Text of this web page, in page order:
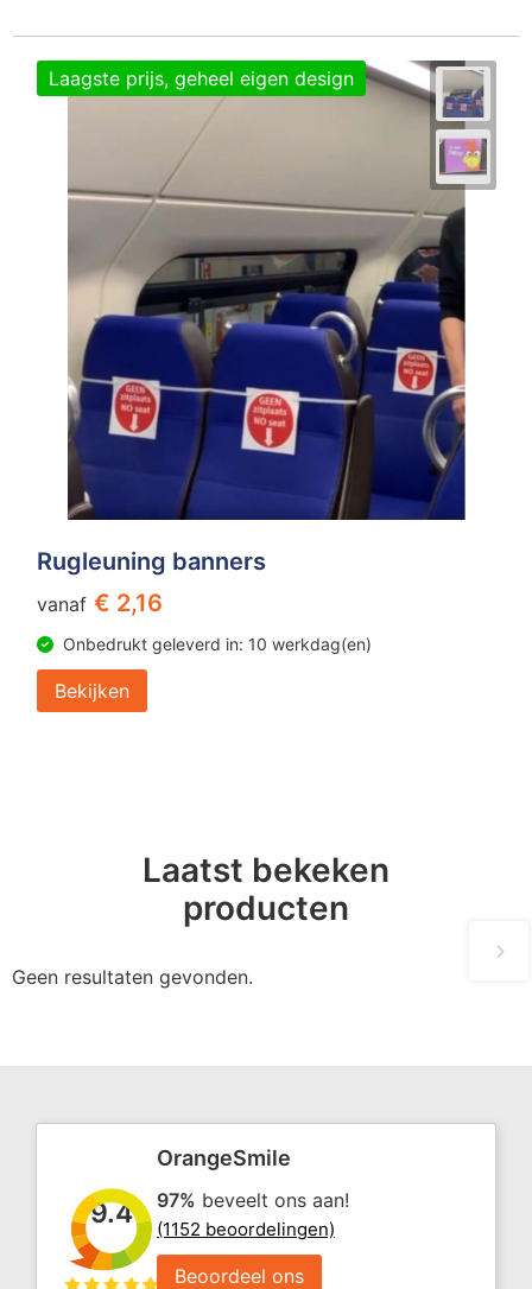
Laagste prijs, geheel eigen design
Rugleuning banners
vanaf € 2,16
Onbedrukt geleverd in: 10 werkdag(en)
Bekijken
Laatst bekeken
producten
Geen resultaten gevonden.
9.4
OrangeSmile
97% beveelt ons aan!
(1152 beoordelingen)
Beoordeel ons